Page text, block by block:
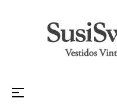
Navegación
☰